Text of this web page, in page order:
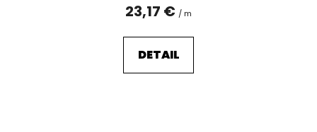
23,17 € / m
DETAIL